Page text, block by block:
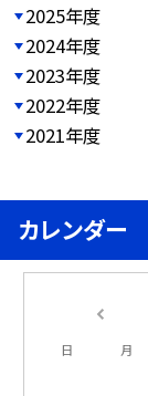
2025年度
2024年度
2023年度
2022年度
2021年度
カレンダー
日 月